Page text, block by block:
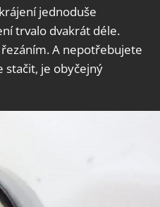
jednoduše
trvalo dvakrát déle.
A nepotřebujete
stačit, je obyčejný